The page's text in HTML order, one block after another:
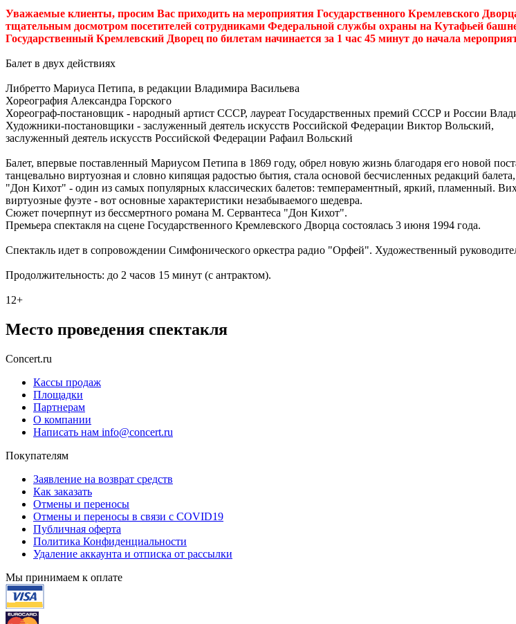
Уважаемые клиенты, просим Вас приходить на мероприятия Государственного Кремлевского
тщательным досмотром посетителей сотрудниками Федеральной службы охраны на Кутафьей
Государственный Кремлевский Дворец по билетам начинается за 1 час 45 минут до начала
Балет в двух действиях
Либретто Мариуса Петипа, в редакции Владимира Васильева
Хореография Александра Горского
Хореограф-постановщик - народный артист СССР, лауреат Государственных премий СССР и России
Художники-постановщики - заслуженный деятель искусств Российской Федерации Виктор Вольский,
заслуженный деятель искусств Российской Федерации Рафаил Вольский
Балет, впервые поставленный Мариусом Петипа в 1869 году, обрел новую жизнь благодаря его новой
танцевально виртуозная и словно кипящая радостью бытия, стала основой бесчисленных редакций
"Дон Кихот" - один из самых популярных классических балетов: темпераментный, яркий, пламенный.
виртуозные фуэте - вот основные характеристики незабываемого шедевра.
Сюжет почерпнут из бессмертного романа М. Сервантеса "Дон Кихот".
Премьера спектакля на сцене Государственного Кремлевского Дворца состоялась 3 июня 1994 года.
Спектакль идет в сопровождении Симфонического оркестра радио "Орфей". Художественный
Продолжительность: до 2 часов 15 минут (с антрактом).
12+
Место проведения спектакля
Concert.ru
Кассы продаж
Площадки
Партнерам
О компании
Написать нам info@concert.ru
Покупателям
Заявление на возврат средств
Как заказать
Отмены и переносы
Отмены и переносы в связи с COVID19
Публичная оферта
Политика Конфиденциальности
Удаление аккаунта и отписка от рассылки
Мы принимаем к оплате